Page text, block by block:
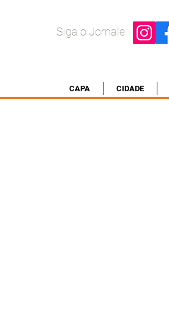
Siga o Jornale
CAPA CIDADE